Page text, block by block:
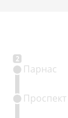
2
Парнас